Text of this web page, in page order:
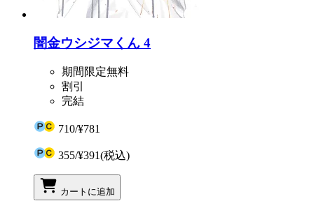
闇金ウシジマくん 4
期間限定無料
割引
完結
710/¥781
355/¥391(税込)
カートに追加